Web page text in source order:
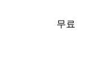
무료